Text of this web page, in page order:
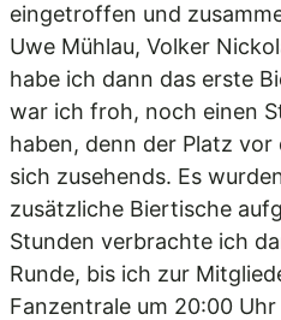
eingetroffen und
Uwe Mühlau, Volker
habe ich dann das erste
war ich froh, noch einen
haben, denn der Platz
sich zusehends. Es
zusätzliche Biertische
Stunden verbrachte ich
Runde, bis ich zur
Fanzentrale um 20:00